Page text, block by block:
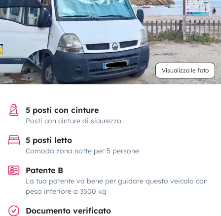
Visualizza le foto
5 posti con cinture
Posti con cinture di sicurezza
5 posti letto
Comoda zona notte per 5 persone
Patente B
La tua patente va bene per guidare questo veicolo con
peso inferiore a 3500 kg
Documento verificato